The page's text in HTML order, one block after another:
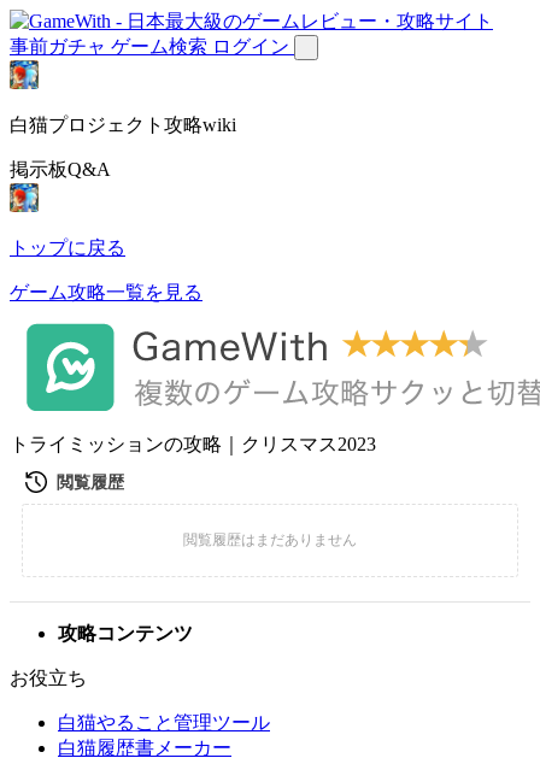
事前ガチャ ゲーム検索 ログイン
白猫プロジェクト攻略wiki
掲示板Q&A
トップに戻る
ゲーム攻略一覧を見る
トライミッションの攻略｜クリスマス2023
攻略コンテンツ
お役立ち
白猫やること管理ツール
白猫履歴書メーカー